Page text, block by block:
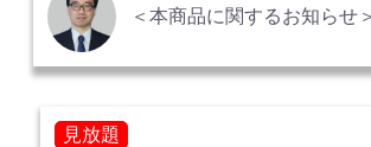
＜本商品に関するお知らせ＞
見放題